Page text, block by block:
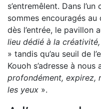
s’entremêlent. Dans
sommes encouragés
dès l’entrée, le pavillon
lieu dédié à la
» tandis qu’au seuil de
Kouoh s’adresse à nous
profondément, expirez,
les yeux ».